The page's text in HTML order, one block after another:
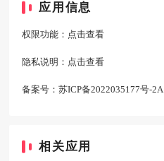
应用信息
权限功能： 点击查看
隐私说明： 点击查看
备案号：苏ICP备2022035177号-2A
相关应用